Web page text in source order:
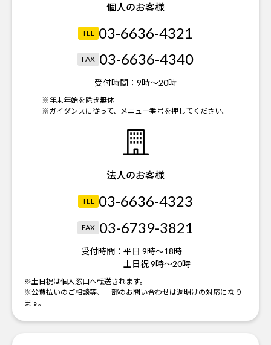
個人のお客様
TEL 03-6636-4321
FAX 03-6636-4340
受付時間： 9時～20時
※年末年始を除き無休
※ガイダンスに従って、メニュー番号を押してください。
法人のお客様
TEL 03-6636-4323
FAX 03-6739-3821
受付時間： 平日 9時～18時
土日祝 9時～20時
※土日祝は個人窓口へ転送されます。
※公費払いのご相談等、一部のお問い合わせは週明けの対応になり
ます。